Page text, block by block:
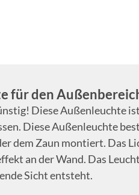
für den
Diese Außenleuchte
Diese Außenleuchte
dem Zaun montiert. Das
an der Wand. Das
Sicht entsteht.